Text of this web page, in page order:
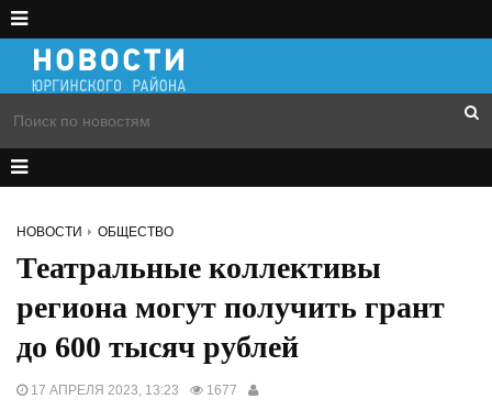
НОВОСТИ ОБЩЕСТВО
Театральные коллективы
региона могут получить грант
до 600 тысяч рублей
17 АПРЕЛЯ 2023, 13:23 1677